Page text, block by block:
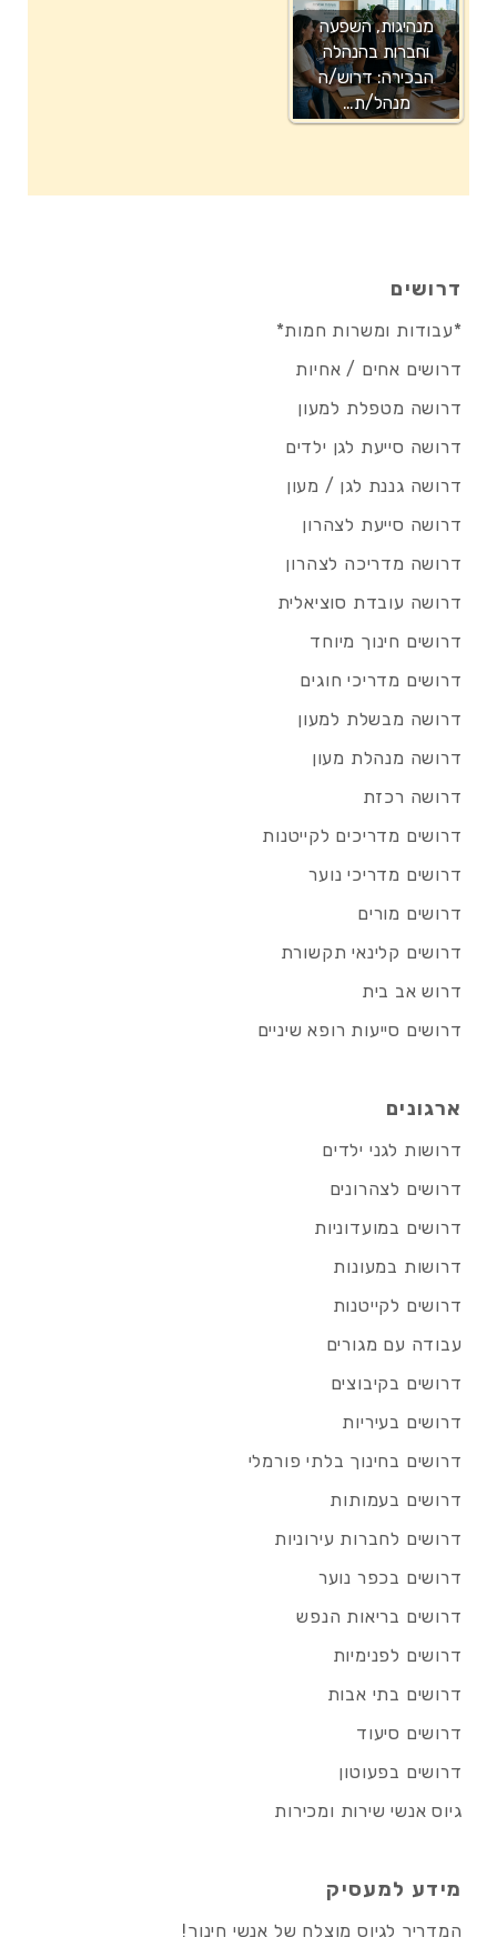
מנהיגות, השפעה
וחברות בהנהלה
הבכירה: דרוש/ה
מנהל/ת…
דרושים
*עבודות ומשרות חמות*
דרושים אחים / אחיות
דרושה מטפלת למעון
דרושה סייעת לגן ילדים
דרושה גננת לגן / מעון
דרושה סייעת לצהרון
דרושה מדריכה לצהרון
דרושה עובדת סוציאלית
דרושים חינוך מיוחד
דרושים מדריכי חוגים
דרושה מבשלת למעון
דרושה מנהלת מעון
דרושה רכזת
דרושים מדריכים לקייטנות
דרושים מדריכי נוער
דרושים מורים
דרושים קלינאי תקשורת
דרוש אב בית
דרושים סייעות רופא שיניים
ארגונים
דרושות לגני ילדים
דרושים לצהרונים
דרושים במועדוניות
דרושות במעונות
דרושים לקייטנות
עבודה עם מגורים
דרושים בקיבוצים
דרושים בעיריות
דרושים בחינוך בלתי פורמלי
דרושים בעמותות
דרושים לחברות עירוניות
דרושים בכפר נוער
דרושים בריאות הנפש
דרושים לפנימיות
דרושים בתי אבות
דרושים סיעוד
דרושים בפעוטון
גיוס אנשי שירות ומכירות
מידע למעסיק
המדריך לגיוס מוצלח של אנשי חינוך!